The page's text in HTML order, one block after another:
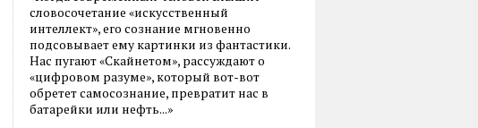
словосочетание «искусственный
интеллект», его сознание мгновенно
подсовывает ему картинки из фантастики.
Нас пугают «Скайнетом», рассуждают о
«цифровом разуме», который вот-вот
обретет самосознание, превратит нас в
батарейки или нефть...»